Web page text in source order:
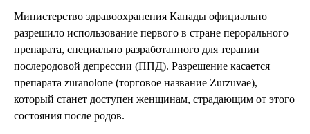
Министерство здравоохранения Канады официально
разрешило использование первого в стране перорального
препарата, специально разработанного для терапии
послеродовой депрессии (ППД). Разрешение касается
препарата zuranolone (торговое название Zurzuvae),
который станет доступен женщинам, страдающим от этого
состояния после родов.